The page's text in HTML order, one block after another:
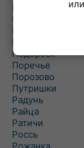
Погородно
Пограничный
Подлабенье
Подольцы
Подороск
Поречье
Порозово
Путришки
Радунь
Райца
Ратичи
Роcсь
или